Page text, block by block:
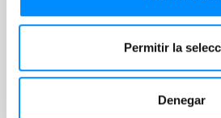
Permitir la
Denegar